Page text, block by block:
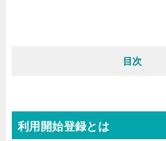
目次
利用開始登録とは